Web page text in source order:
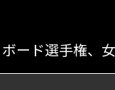
ード選手権、